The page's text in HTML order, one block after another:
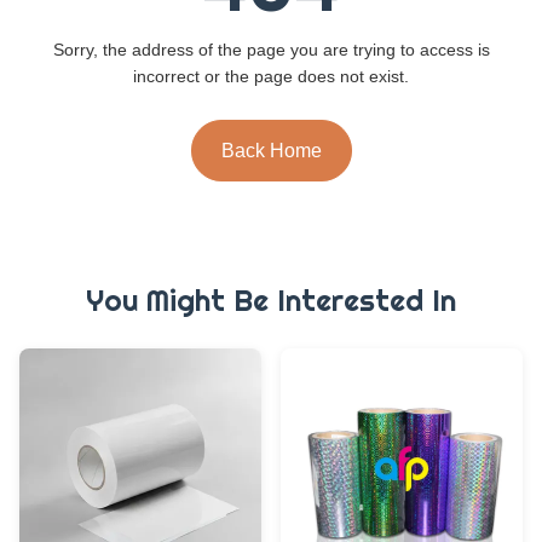
Sorry, the address of the page you are trying to access is
incorrect or the page does not exist.
Back Home
You Might Be Interested In